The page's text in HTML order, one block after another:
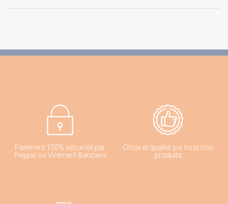
Paiement 100% sécurisé par
Paypal ou Virement Bancaire
Choix et qualité sur tous nos
produits